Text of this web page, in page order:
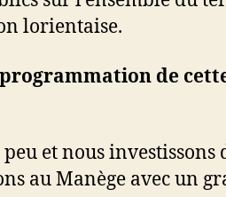
lorientaise.
de
peu et nous investissons
au Manège avec un